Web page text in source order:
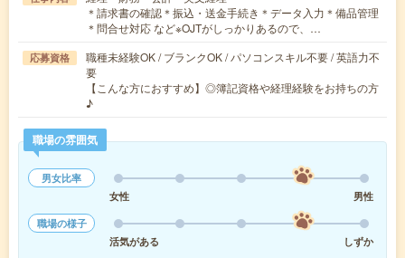
＊請求書の確認＊振込・送金手続き＊データ入力＊備品管理
＊問合せ対応 など※OJTがしっかりあるので、…
応募資格
職種未経験OK / ブランクOK / パソコンスキル不要 / 英語力不
要
【こんな方におすすめ】◎簿記資格や経理経験をお持ちの方
♪
職場の雰囲気
男女比率
女性
男性
職場の様子
活気がある
しずか